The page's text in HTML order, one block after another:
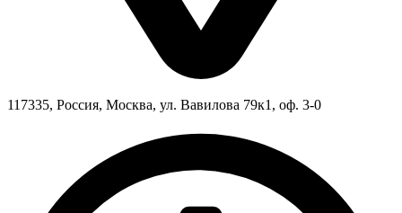
117335, Россия, Москва, ул. Вавилова 79к1, оф. 3-0